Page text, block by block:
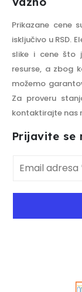
Prikazane cene
isključivo u RSD.
slike i cene što
resurse, a zbog
možemo
Za proveru
kontaktirajte nas
Prijavite se